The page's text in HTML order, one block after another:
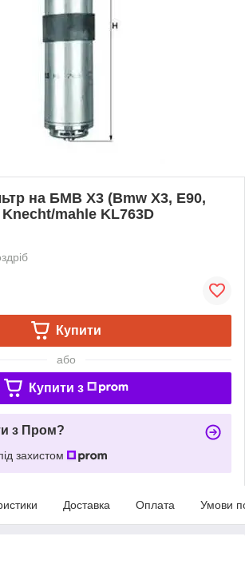
на БМВ Х3 (Bmw X3, E90,
Knecht/mahle KL763D
Купити
або
Купити з
з Пром?
захистом
Доставка Оплата Умови